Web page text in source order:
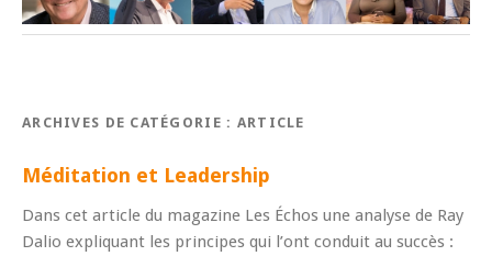
ARCHIVES DE CATÉGORIE : ARTICLE
Méditation et Leadership
Dans cet article du magazine Les Échos une analyse de Ray
Dalio expliquant les principes qui l’ont conduit au succès :